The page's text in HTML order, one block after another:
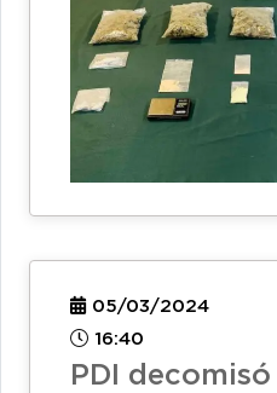
05/03/2024
16:40
PDI